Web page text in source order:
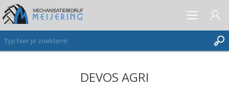
AANMELDEN ALS NIEUWE KLANTDEVOS AGRI